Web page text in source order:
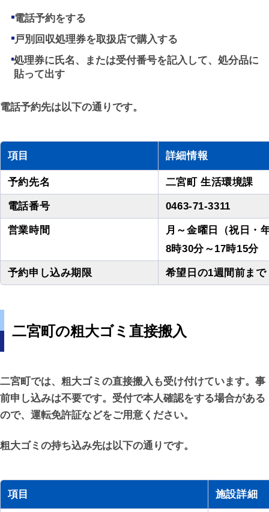
電話予約をする
戸別回収処理券を取扱店で購入する
処理券に氏名、または受付番号を記入して、処分品に
貼って出す
電話予約先は以下の通りです。
項目 詳細情報
予約先名 二宮町 生活環境課
電話番号 0463-71-3311
営業時間
月～金曜日（祝日・
8時30分～17時15分
予約申し込み期限 希望日の1週間前ま
二宮町の粗大ゴミ直接搬入
二宮町では、粗大ゴミの直接搬入も受け付けています。事
前申し込みは不要です。受付で本人確認をする場合がある
ので、運転免許証などをご用意ください。
粗大ゴミの持ち込み先は以下の通りです。
項目 施設詳細